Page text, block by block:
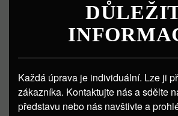
Každá úprava je individuální. Lze ji
zákazníka. Kontaktujte nás a sdělte
představu nebo nás navštivte a